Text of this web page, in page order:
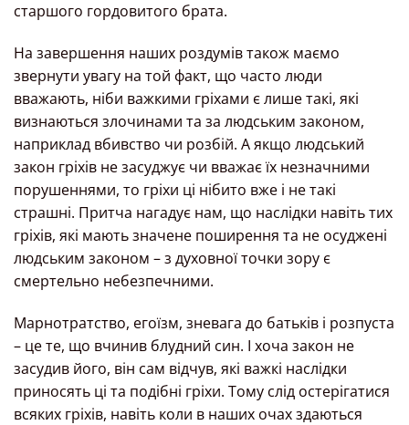
старшого гордовитого брата.
На завершення наших роздумів також маємо
звернути увагу на той факт, що часто люди
вважають, ніби важкими гріхами є лише такі, які
визнаються злочинами та за людським законом,
наприклад вбивство чи розбій. А якщо людський
закон гріхів не засуджує чи вважає їх незначними
порушеннями, то гріхи ці нібито вже і не такі
страшні. Притча нагадує нам, що наслідки навіть тих
гріхів, які мають значене поширення та не осуджені
людським законом – з духовної точки зору є
смертельно небезпечними.
Марнотратство, егоїзм, зневага до батьків і розпуста
– це те, що вчинив блудний син. І хоча закон не
засудив його, він сам відчув, які важкі наслідки
приносять ці та подібні гріхи. Тому слід остерігатися
всяких гріхів, навіть коли в наших очах здаються